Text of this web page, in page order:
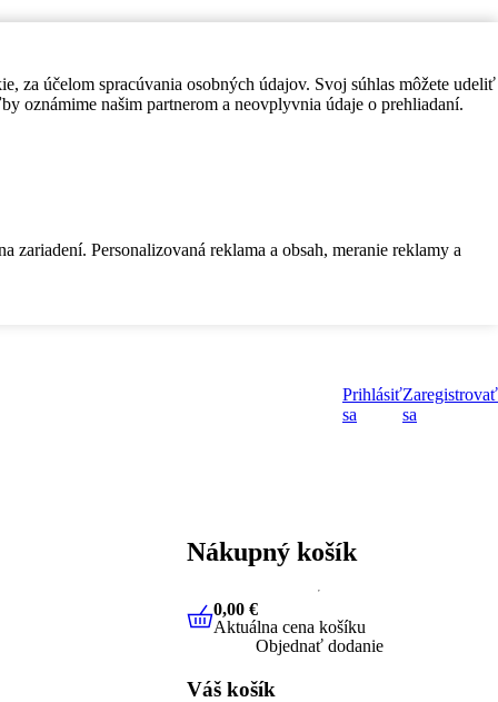
za účelom spracúvania osobných údajov. Svoj súhlas môžete udeliť
oznámime našim partnerom a neovplyvnia údaje o prehliadaní.
Personalizovaná reklama a obsah, meranie reklamy a
Prihlásiť
sa
Zaregistrovať
sa
Nákupný košík
0,00 €Aktuálna cena košíku
0,00 €
Aktuálna cena košíku
Objednať dodanie
Váš košík